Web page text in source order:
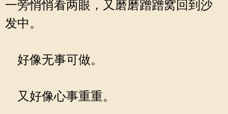
一旁悄悄看两眼，又磨磨蹭蹭窝回到沙
发中。
好像无事可做。
又好像心事重重。